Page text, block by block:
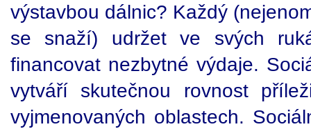
výstavbou dálnic? Každý
se snaží) udržet ve svých
financovat nezbytné výdaje.
vytváří skutečnou rovnost
vyjmenovaných oblastech.